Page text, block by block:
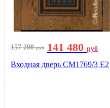
157 200руб 141 480 руб
Входная дверь СМ1769/3 Е2